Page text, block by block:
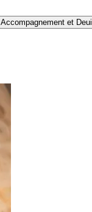
Accompagnement et Deuil